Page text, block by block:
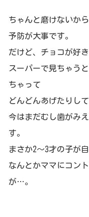
ちゃんと磨けないか
予防が大事です。
だけど、チョコが好
スーパーで見ちゃう
ちゃって
どんどんあげたりして
今はまだむし歯がみ
す。
まさか2～3才の子が
なんとかママにコン
が…。